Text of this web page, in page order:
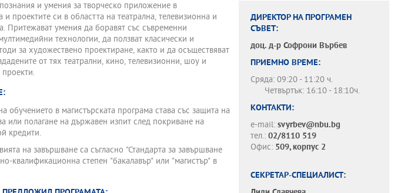
и умения за творческо приложение в
и проектите си в областта на театрална, телевизионна и
Притежават умения да боравят със съвременни
технологии, да ползват класически и
за художествено проектиране, както и да осъществяват
от тях театрални, кино, телевизионни, шоу и
обучението в магистърската програма става със защита на
или полагане на държавен изпит след покриване на
кредити.
на завършване са съгласно "Стандарта за завършване
квалификационна степен "бакалавър" или "магистър" в
ДИРЕКТОР НА ПРОГРАМЕН
СЪВЕТ:
доц. д-р Софрони Върбев
ПРИЕМНО ВРЕМЕ:
Сряда: 09:20 - 11:20 ч.
Четвъртък: 16:10 - 18:10ч.
КОНТАКТИ:
e-mail: svyrbev@nbu.bg
тел.: 02/8110 519
Офис: 509, корпус 2
СЕКРЕТАР-СПЕЦИАЛИСТ: